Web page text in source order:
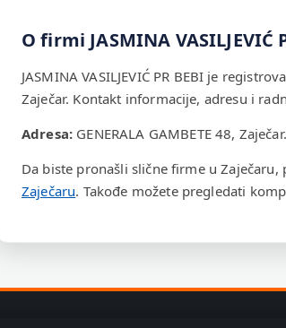
O firmi JASMINA VASILJEVIĆ
JASMINA VASILJEVIĆ PR BEBI je
Zaječar. Kontakt informacije, adresu i
Adresa: GENERALA GAMBETE 48, Zaječar.
Da biste pronašli slične firme u
Zaječaru. Takođe možete pregledati